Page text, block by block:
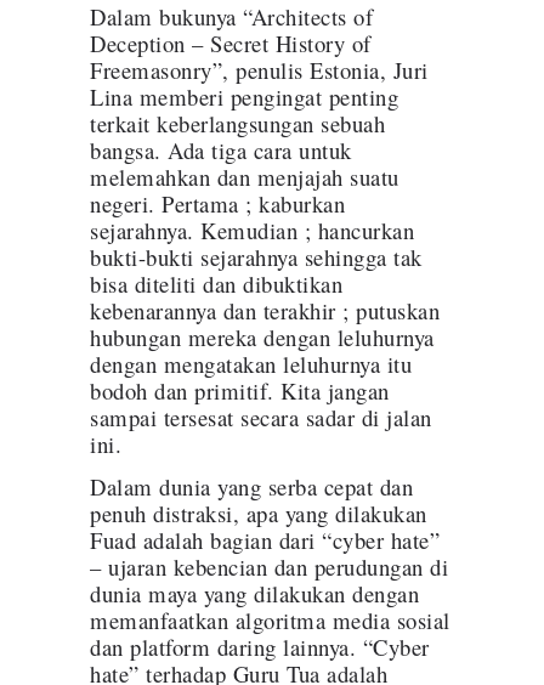
Dalam bukunya “Architects of
Deception – Secret History of
Freemasonry”, penulis Estonia, Juri
Lina memberi pengingat penting
terkait keberlangsungan sebuah
bangsa. Ada tiga cara untuk
melemahkan dan menjajah suatu
negeri. Pertama ; kaburkan
sejarahnya. Kemudian ; hancurkan
bukti-bukti sejarahnya sehingga tak
bisa diteliti dan dibuktikan
kebenarannya dan terakhir ; putuskan
hubungan mereka dengan leluhurnya
dengan mengatakan leluhurnya itu
bodoh dan primitif. Kita jangan
sampai tersesat secara sadar di jalan
ini.
Dalam dunia yang serba cepat dan
penuh distraksi, apa yang dilakukan
Fuad adalah bagian dari “cyber hate”
– ujaran kebencian dan perudungan di
dunia maya yang dilakukan dengan
memanfaatkan algoritma media sosial
dan platform daring lainnya. “Cyber
hate” terhadap Guru Tua adalah